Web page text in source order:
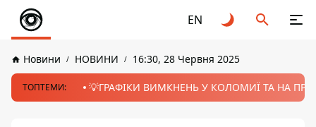
EN
Новини НОВИНИ 16:30, 28 Червня 2025
ТОПТЕМИ: 💡ГРАФІКИ ВИМКНЕНЬ У КОЛОМИЇ ТА НА